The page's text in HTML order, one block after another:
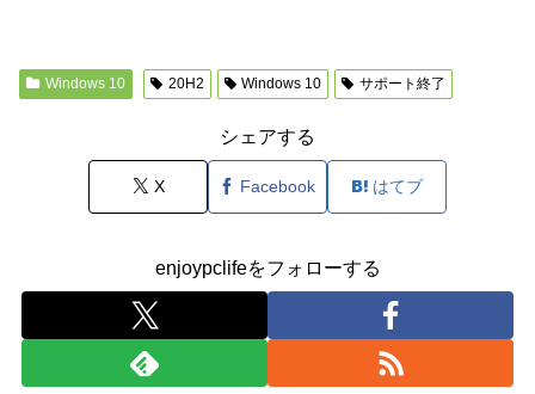
Windows 10 20H2 Windows 10 サポート終了
シェアする
X Facebook はてブ
enjoypclifeをフォローする